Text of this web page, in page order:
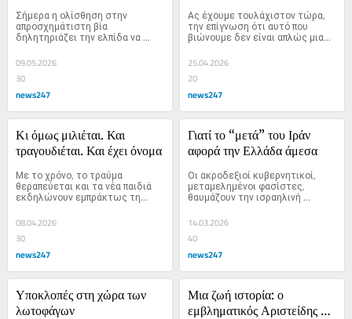
Σήμερα η ολίσθηση στην
απροσχημάτιστη βία
δηλητηριάζει την ελπίδα να
μπορούμε να...
09.05.2026
30
news247
ρυθμίσεις;
Ας έχουμε τουλάχιστον τώρα,
την επίγνωση ότι αυτό που
βιώνουμε δεν είναι απλώς μια...
25.04.2026
20
news247
Κι όμως μιλιέται. Και
τραγουδιέται. Και έχει όνομα
Με το χρόνο, το τραύμα
θεραπεύεται και τα νέα παιδιά
εκδηλώνουν εμπράκτως τη...
08.04.2026
30
news247
Γιατί το “μετά” του Ιράν
αφορά την Ελλάδα άμεσα
Οι ακροδεξιοί κυβερνητικοί,
μεταμελημένοι φασίστες,
θαυμάζουν την ισραηλινή
πολεμική μηχανή
διολισθαίνοντας σε ένα
επικίνδυνο ρίσκο.
14.03.2026
40
news247
Υποκλοπές στη χώρα των
λωτοφάγων
Μια ζωή ιστορία: ο
εμβληματικός Αριστείδης